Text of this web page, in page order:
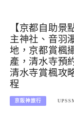
【京都自助景
主神社、音羽
地，京都賞楓
產，清水寺預
清水寺賞楓攻
程
京阪神旅行